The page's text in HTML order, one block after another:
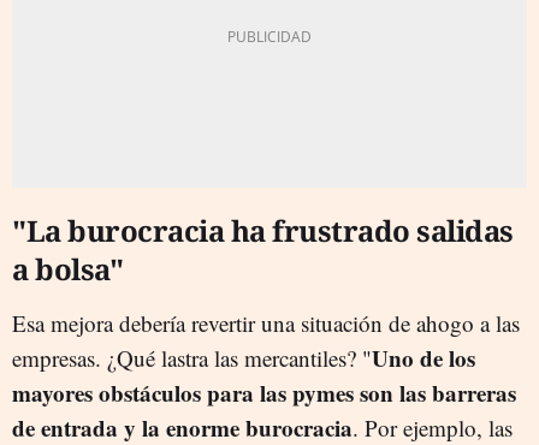
"La burocracia ha frustrado salidas
a bolsa"
Esa mejora debería revertir una situación de ahogo a las
empresas. ¿Qué lastra las mercantiles? "Uno de los
mayores obstáculos para las pymes son las barreras
de entrada y la enorme burocracia. Por ejemplo, las